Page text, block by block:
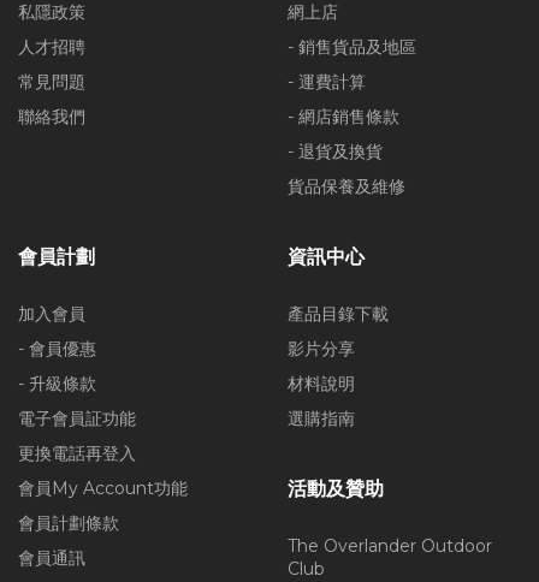
私隱政策
人才招聘
常見問題
聯絡我們
網上店
- 銷售貨品及地區
- 運費計算
- 網店銷售條款
- 退貨及換貨
貨品保養及維修
會員計劃
加入會員
- 會員優惠
- 升級條款
電子會員証功能
更換電話再登入
會員My Account功能
會員計劃條款
會員通訊
資訊中心
產品目錄下載
影片分享
材料說明
選購指南
活動及贊助
The Overlander Outdoor
Club